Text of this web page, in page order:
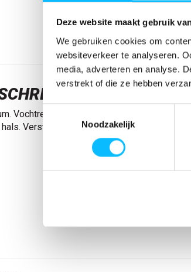
Deze website maakt gebruik
We gebruiken cookies om
websiteverkeer te analyseren.
media, adverteren en analyse.
verstrekt of die ze hebben
Toestemmingsselectie
Noodzakelijk
Vochtregulerend. Moderne pasvorm. Ronde
hals. Verstevigde boord.